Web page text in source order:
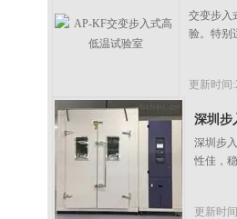
交变步入
验。特别
更新时间
深圳步
深圳步
性佳，
更新时